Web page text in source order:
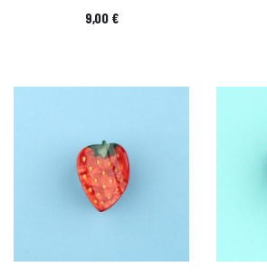
Prix
9,00 €